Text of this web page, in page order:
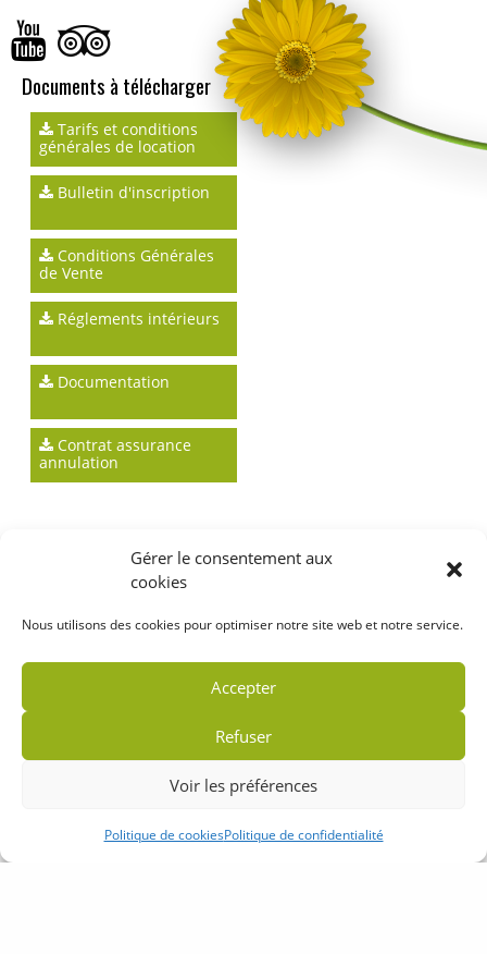
Gérer le consentement aux
cookies
Nous utilisons des cookies pour optimiser notre site web et notre service.
Accepter
Refuser
Voir les préférences
Politique de cookiesPolitique de confidentialité
Documents à télécharger
Tarifs et conditions
générales de location
Bulletin d'inscription
Conditions Générales
de Vente
Réglements intérieurs
Documentation
Contrat assurance
annulation